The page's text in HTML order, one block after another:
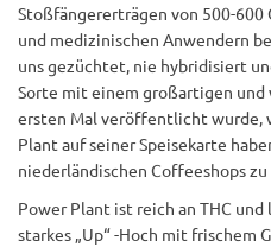
Stoßfängererträgen von 500-600
und medizinischen Anwendern
uns gezüchtet, nie hybridisiert
Sorte mit einem großartigen und
ersten Mal veröffentlicht wurde,
Plant auf seiner Speisekarte
niederländischen Coffeeshops zu
Power Plant ist reich an THC
starkes „Up“ -Hoch mit frischem